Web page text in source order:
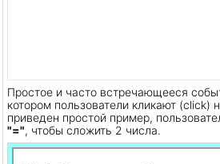
Простое и часто встречающееся
котором пользователи кликают (click)
приведен простой пример,
"=", чтобы сложить 2 числа.